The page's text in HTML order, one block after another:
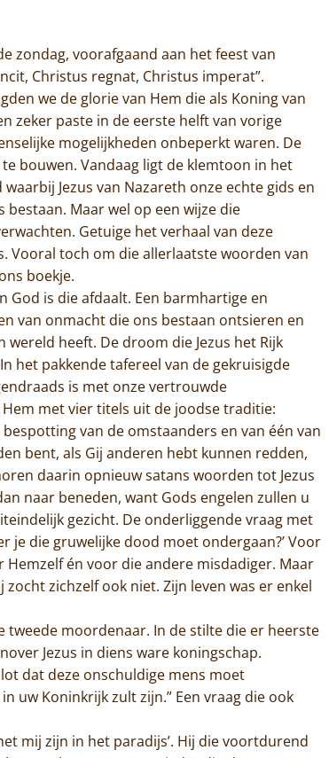
zondag, voorafgaand aan het feest van
Christus regnat, Christus imperat”.
we de glorie van Hem die als Koning van
zeker paste in de eerste helft van vorige
mogelijkheden onbeperkt waren. De
bouwen. Vandaag ligt de klemtoon in het
Jezus van Nazareth onze echte gids en
Maar wel op een wijze die
Getuige het verhaal van deze
Vooral toch om die allerlaatste woorden van
boekje.
God is die afdaalt. Een barmhartige en
van onmacht die ons bestaan ontsieren en
heeft. De droom die Jezus het Rijk
het pakkende tafereel van de gekruisigde
is met onze vertrouwde
met vier titels uit de joodse traditie:
van de omstaanders en van één van
bent, als Gij anderen hebt kunnen redden,
daarin opnieuw satans woorden tot Jezus
naar beneden, want Gods engelen zullen u
gezicht. De onderliggende vraag met
je die gruwelijke dood moet ondergaan?’ Voor
én voor die andere misdadiger. Maar
zichzelf ook niet. Zijn leven was er enkel
moordenaar. In de stilte die er heerste
Jezus in diens ware koningschap.
dat deze onschuldige mens moet
uw Koninkrijk zult zijn.” Een vraag die ook
mij zijn in het paradijs’. Hij die voortdurend